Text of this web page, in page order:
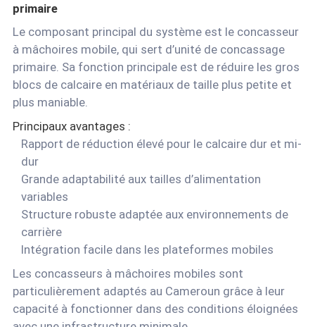
primaire
Le composant principal du système est le concasseur
à mâchoires mobile, qui sert d’unité de concassage
primaire. Sa fonction principale est de réduire les gros
blocs de calcaire en matériaux de taille plus petite et
plus maniable.
Principaux avantages :
Rapport de réduction élevé pour le calcaire dur et mi-
dur
Grande adaptabilité aux tailles d’alimentation
variables
Structure robuste adaptée aux environnements de
carrière
Intégration facile dans les plateformes mobiles
Les concasseurs à mâchoires mobiles sont
particulièrement adaptés au Cameroun grâce à leur
capacité à fonctionner dans des conditions éloignées